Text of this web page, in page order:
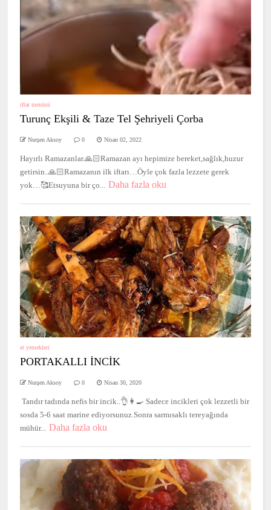
iftar menüsü
Turunç Ekşili & Taze Tel Şehriyeli Çorba
Nurşen Aksoy 0 Nisan 02, 2022
Hayırlı Ramazanlar.🙏🏻Ramazan ayı hepimize bereket,sağlık,huzur
getirsin..🙏🏻Ramazanın ilk iftarı…Öyle çok fazla lezzete gerek
yok…🥰Etsuyuna bir ço... Daha fazla oku
et yemekleri
PORTAKALLI İNCİK
Nurşen Aksoy 0 Nisan 30, 2020
Tandır tadında nefis bir incik..👌👩‍🍳 Sadece incikleri çok lezzetli bir
sosda 5-6 saat marine ediyorsunuz.Sonra sarmısaklı tereyağında
mühür... Daha fazla oku